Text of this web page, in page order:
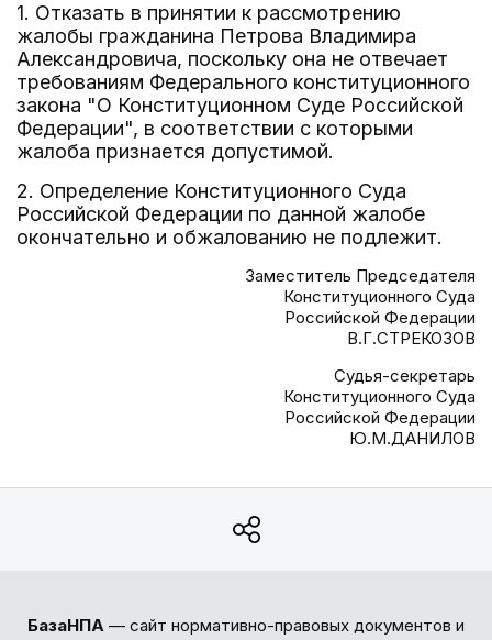
1. Отказать в принятии к рассмотрению
жалобы гражданина Петрова Владимира
Александровича, поскольку она не отвечает
требованиям Федерального конституционного
закона "О Конституционном Суде Российской
Федерации", в соответствии с которыми
жалоба признается допустимой.
2. Определение Конституционного Суда
Российской Федерации по данной жалобе
окончательно и обжалованию не подлежит.
Заместитель Председателя
Конституционного Суда
Российской Федерации
В.Г.СТРЕКОЗОВ
Судья-секретарь
Конституционного Суда
Российской Федерации
Ю.М.ДАНИЛОВ
БазаНПА — сайт нормативно-правовых документов и